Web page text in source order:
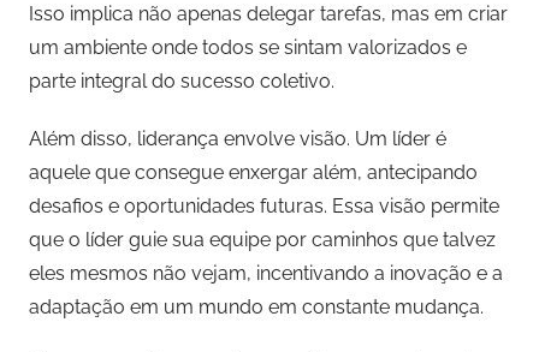
Isso implica não apenas delegar tarefas, mas em criar
um ambiente onde todos se sintam valorizados e
parte integral do sucesso coletivo.
Além disso, liderança envolve visão. Um líder é
aquele que consegue enxergar além, antecipando
desafios e oportunidades futuras. Essa visão permite
que o líder guie sua equipe por caminhos que talvez
eles mesmos não vejam, incentivando a inovação e a
adaptação em um mundo em constante mudança.